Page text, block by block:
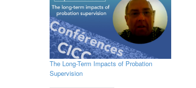
The Long-Term Impacts of Probation
Supervision